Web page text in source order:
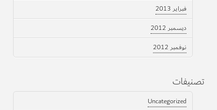
فبراير 2013
ديسمبر 2012
نوفمبر 2012
تصنيفات
Uncategorized